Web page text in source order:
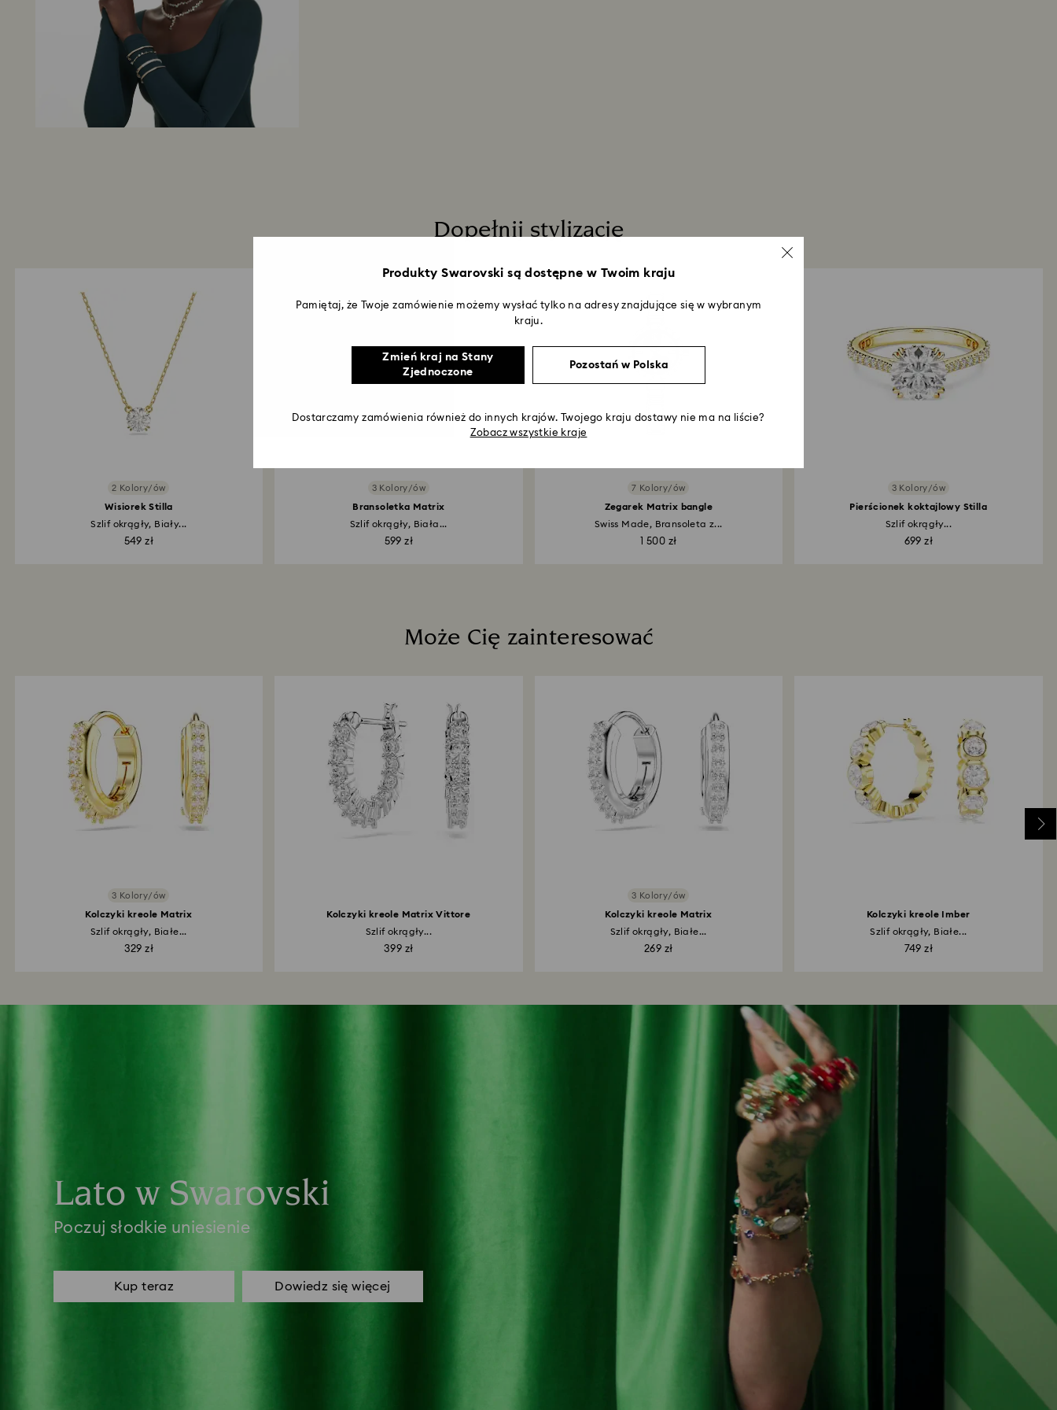
Dopełnij stylizację
2 Kolory/ów
Wisiorek Stilla
Szlif okrągły, Biały...
549 zł
3 Kolory/ów
Bransoletka Matrix
Szlif okrągły, Biała...
599 zł
7 Kolory/ów
Zegarek Matrix bangle
Swiss Made, Bransoleta z...
1 500 zł
3 Kolory/ów
Pierścionek koktajlowy Stilla
Szlif okrągły...
699 zł
Może Cię zainteresować
3 Kolory/ów
Kolczyki kreole Matrix
Szlif okrągły, Białe...
329 zł
Kolczyki kreole Matrix Vittore
Szlif okrągły...
399 zł
3 Kolory/ów
Kolczyki kreole Matrix
Szlif okrągły, Białe...
269 zł
Kolczyki kreole Imber
Szlif okrągły, Białe...
749 zł
Lato w Swarovski
Poczuj słodkie uniesienie
Kup teraz Dowiedz się więcej
Produkty Swarovski są dostępne w Twoim kraju
Pamiętaj, że Twoje zamówienie możemy wysłać tylko na adresy znajdujące się w wybranym
kraju.
Zmień kraj na Stany
Zjednoczone
Pozostań w Polska
Dostarczamy zamówienia również do innych krajów. Twojego kraju dostawy nie ma na liście?
Zobacz wszystkie kraje